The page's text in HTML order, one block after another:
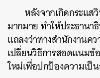
หลังจากเกิดกระแส
มากมาย ทำให้ประธานา
แถลงว่าทางสำนักงานค
เปลี่ยนวิธีการสอดแนม
ใหม่เพื่อปกป้องความเป็